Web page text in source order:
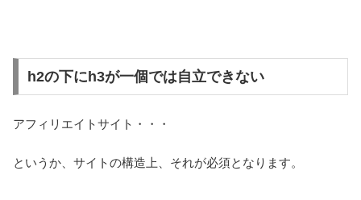
h2の下にh3が一個では自立できない
アフィリエイトサイト・・・
というか、サイトの構造上、それが必須となります。